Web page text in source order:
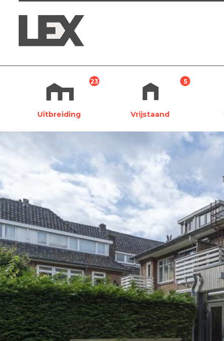
23
Uitbreiding
5
Vrijstaand